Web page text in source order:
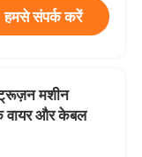
हमसे संपर्क करें
मशीन
वायर और केबल